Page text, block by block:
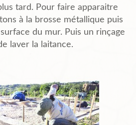
tard. Pour faire apparaitre
à la brosse métallique puis
du mur. Puis un rinçage
laver la laitance.